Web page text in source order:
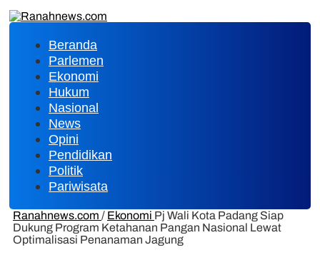
Beranda
Parlemen
Ekonomi
Hukum
Nasional
News
Opini
Pendidikan
Politik
Pariwisata
Ranahnews.com / Ekonomi Pj Wali Kota Padang Siap
Dukung Program Ketahanan Pangan Nasional Lewat
Optimalisasi Penanaman Jagung